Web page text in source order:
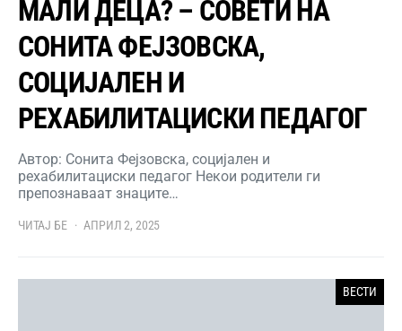
МАЛИ ДЕЦА? – СОВЕТИ НА
СОНИТА ФЕЈЗОВСКА,
СОЦИЈАЛЕН И
РЕХАБИЛИТАЦИСКИ ПЕДАГОГ
Автор: Сонита Фејзовска, социјален и
рехабилитациски педагог Некои родители ги
препознаваат знаците…
ЧИТАЈ БЕ АПРИЛ 2, 2025
ВЕСТИ